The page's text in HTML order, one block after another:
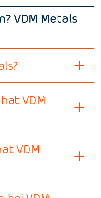
VDM Metals
VDM
VDM